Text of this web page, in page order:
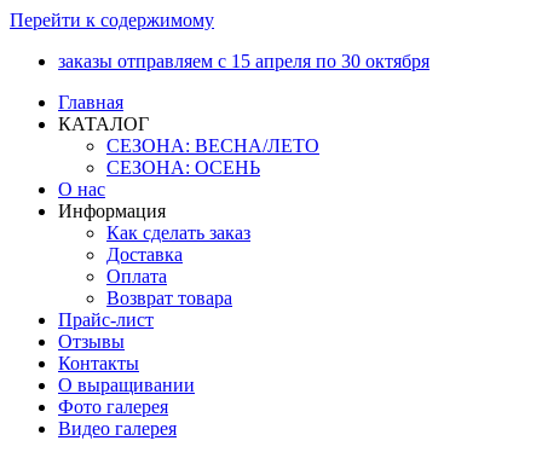
Перейти к содержимому
заказы отправляем с 15 апреля по 30 октября
Главная
КАТАЛОГ
СЕЗОНА: ВЕСНА/ЛЕТО
СЕЗОНА: ОСЕНЬ
О нас
Информация
Как сделать заказ
Доставка
Оплата
Возврат товара
Прайс-лист
Отзывы
Контакты
О выращивании
Фото галерея
Видео галерея